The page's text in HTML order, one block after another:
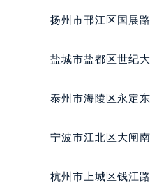
东
南
武
合
青
扬州市邗江区国展
盐城市盐都区世纪
泰州市海陵区永定
宁波市江北区大闸
杭州市上城区钱江